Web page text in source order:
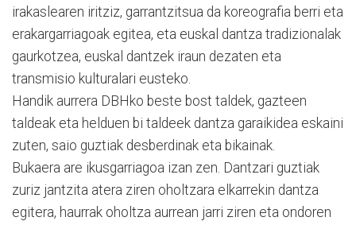
irakaslearen iritziz, garrantzitsua da koreografia berri eta
erakargarriagoak egitea, eta euskal dantza tradizionalak
gaurkotzea, euskal dantzek iraun dezaten eta
transmisio kulturalari eusteko.
Handik aurrera DBHko beste bost taldek, gazteen
taldeak eta helduen bi taldeek dantza garaikidea eskaini
zuten, saio guztiak desberdinak eta bikainak.
Bukaera are ikusgarriagoa izan zen. Dantzari guztiak
zuriz jantzita atera ziren oholtzara elkarrekin dantza
egitera, haurrak oholtza aurrean jarri ziren eta ondoren